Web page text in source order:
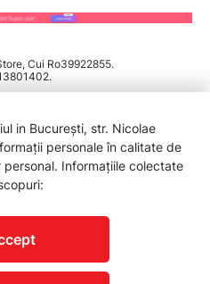
Cui Ro39922855.
in București, str. Nicolae
personale în calitate de
Informațiile colectate